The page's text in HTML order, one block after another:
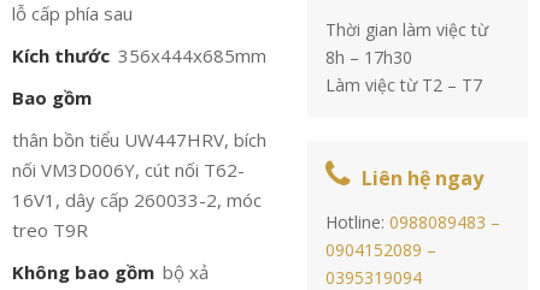
lỗ cấp phía sau
Kích thước 356x444x685mm
Bao gồm
thân bồn tiểu UW447HRV, bích
nối VM3D006Y, cút nối T62-
16V1, dây cấp 260033-2, móc
treo T9R
Không bao gồm bộ xả
Thời gian làm việc từ
8h – 17h30
Làm việc từ T2 – T7
Liên hệ ngay
Hotline:0988089483 –
0904152089 –
0395319094